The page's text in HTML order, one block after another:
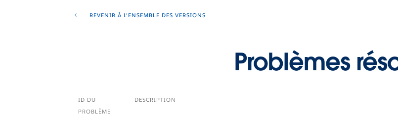
REVENIR À L'ENSEMBLE DES VERSIONS
Problèmes
ID DU
PROBLÈME
DESCRIPTION